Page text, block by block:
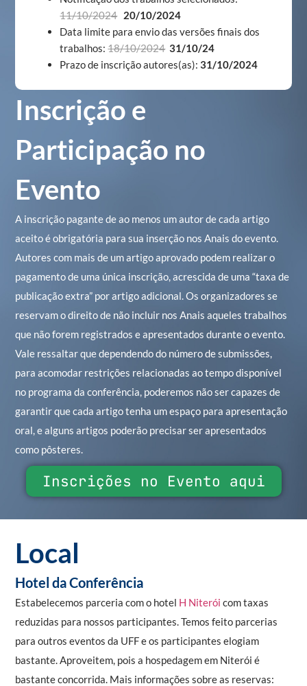
11/10/2024 20/10/2024
Data limite para envio das versões finais dos
trabalhos:18/10/202431/10/24
Prazo de inscrição autores(as):31/10/2024
Inscrição e
Participação no
Evento
A inscrição pagante de ao menos um autor de cada artigo
aceito é obrigatória para sua inserção nos Anais do evento.
Autores com mais de um artigo aprovado podem realizar o
pagamento de uma única inscrição, acrescida de uma “taxa de
publicação extra” por artigo adicional. Os organizadores se
reservam o direito de não incluir nos Anais aqueles trabalhos
que não forem registrados e apresentados durante o evento.
Vale ressaltar que dependendo do número de submissões,
para acomodar restrições relacionadas ao tempo disponível
no programa da conferência, poderemos não ser capazes de
garantir que cada artigo tenha um espaço para apresentação
oral, e alguns artigos poderão precisar ser apresentados
como pôsteres.
Inscrições no Evento aqui
Local
Hotel da Conferência
Estabelecemos parceria com o hotel H Niterói com taxas
reduzidas para nossos participantes. Temos feito parcerias
para outros eventos da UFF e os participantes elogiam
bastante. Aproveitem, pois a hospedagem em Niterói é
bastante concorrida. Mais informações sobre as reservas: